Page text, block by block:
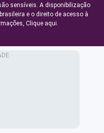
sensíveis. A disponibilização
e o direito de acesso à
Clique aqui.